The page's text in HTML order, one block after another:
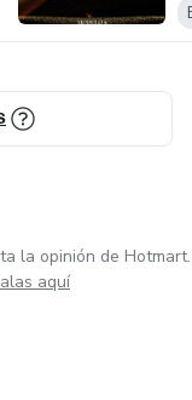
la opinión de Hotmart.
aquí